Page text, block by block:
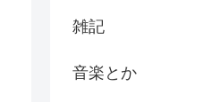
雑記
音楽とか